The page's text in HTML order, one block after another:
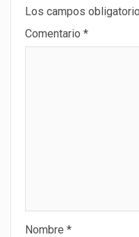
Los campos
Comentario *
Nombre *